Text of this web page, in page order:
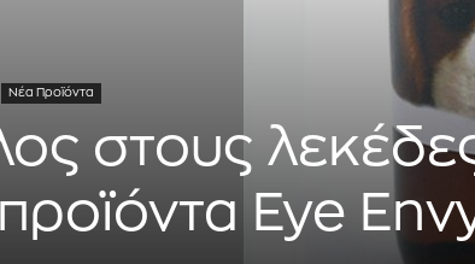
Νέα Προϊόντα
στους
Eye